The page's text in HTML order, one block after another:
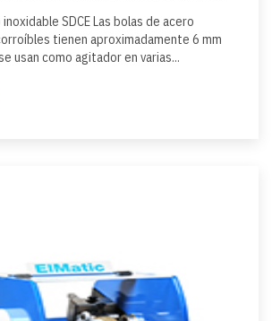
SDCE Las bolas de acero
tienen aproximadamente 6 mm
usan como agitador en varias...